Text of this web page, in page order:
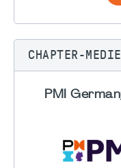
CHAPTER-
PMI